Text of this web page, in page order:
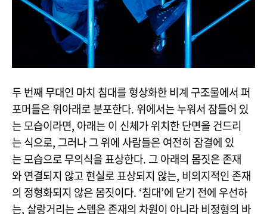
두 번째 무대인 마치 침대를 형상화한 비계 구조물에서 퍼
포머들은 위아래로 분포한다. 위에서는 누워서 잠들어 있
는 모습이라면, 아래는 이 신체가 위치한 단면을 건드리
는 식으로, 그러나 그 위에 사람들은 여전히 잠결에 있
는 모습으로 무의식을 표상한다. 그 아래의 몸짓은 존재
와 연결되지 않고 현실로 표상되지 않는, 비의지적인 존재
의 정형화되지 않은 몸짓이다. ‘침대’에 닫기 전에 우선하
는, 살랑거리는 스텝은 존재의 차원이 아니라 비정형의 바